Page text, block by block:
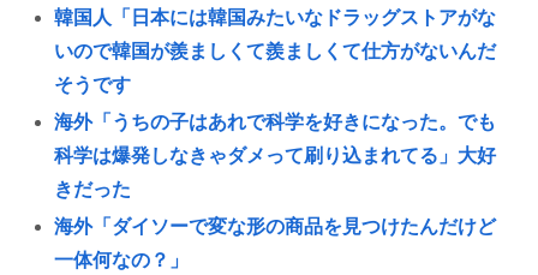
韓国人「日本には韓国みたいなドラッグストアがな
いので韓国が羨ましくて羨ましくて仕方がないんだ
そうです
海外「うちの子はあれで科学を好きになった。でも
科学は爆発しなきゃダメって刷り込まれてる」大好
きだった
海外「ダイソーで変な形の商品を見つけたんだけど
一体何なの？」